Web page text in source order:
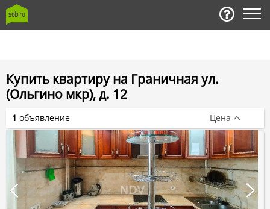
Купить квартиру на Граничная ул.
(Ольгино мкр), д. 12
1 объявление Цена